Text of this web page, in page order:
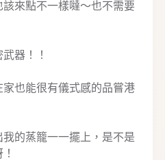
來點不一樣噠～也不需要
器！！
也能很有儀式感的品嘗港
的蒸籠一一擺上，是不是